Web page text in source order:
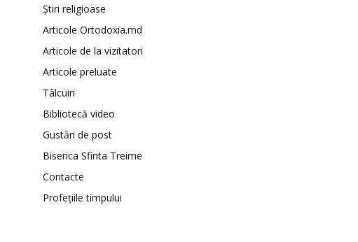
Știri religioase
Articole Ortodoxia.md
Articole de la vizitatori
Articole preluate
Tâlcuiri
Bibliotecă video
Gustări de post
Biserica Sfinta Treime
Contacte
Profețiile timpului